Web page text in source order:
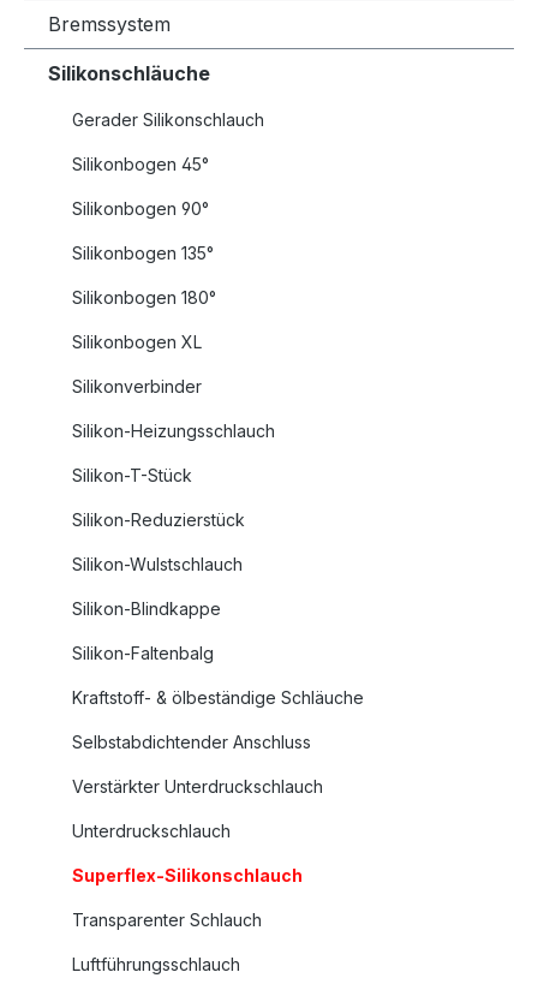
Bremssystem
Silikonschläuche
Gerader Silikonschlauch
Silikonbogen 45°
Silikonbogen 90°
Silikonbogen 135°
Silikonbogen 180°
Silikonbogen XL
Silikonverbinder
Silikon-Heizungsschlauch
Silikon-T-Stück
Silikon-Reduzierstück
Silikon-Wulstschlauch
Silikon-Blindkappe
Silikon-Faltenbalg
Kraftstoff- & ölbeständige Schläuche
Selbstabdichtender Anschluss
Verstärkter Unterdruckschlauch
Unterdruckschlauch
Superflex-Silikonschlauch
Transparenter Schlauch
Luftführungsschlauch